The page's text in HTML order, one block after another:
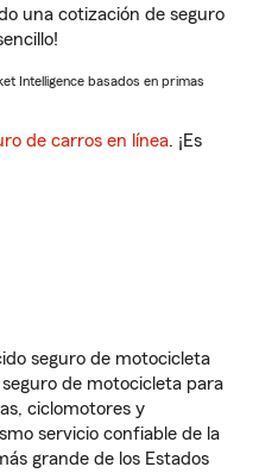
una cotización de seguro
Intelligence basados en primas
de carros en línea. ¡Es
seguro de motocicleta
de motocicleta para
ciclomotores y
servicio confiable de la
grande de los Estados